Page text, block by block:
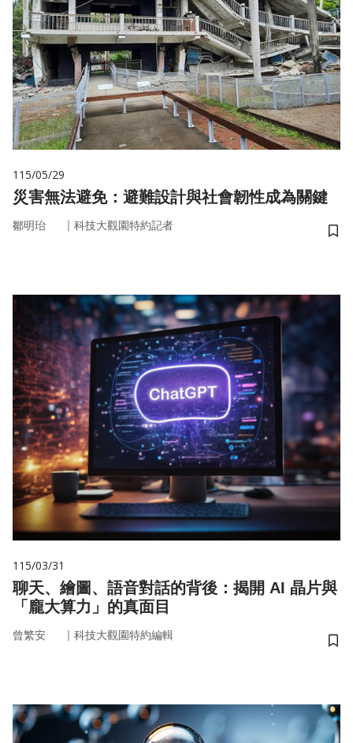
115/05/29
災害無法避免：避難設計與社會韌性成為關鍵
鄒明珆 ｜ 科技大觀園特約記者
儲
115/03/31
聊天、繪圖、語音對話的背後：揭開 AI 晶片與
「龐大算力」的真面目
曾繁安 ｜ 科技大觀園特約編輯
儲